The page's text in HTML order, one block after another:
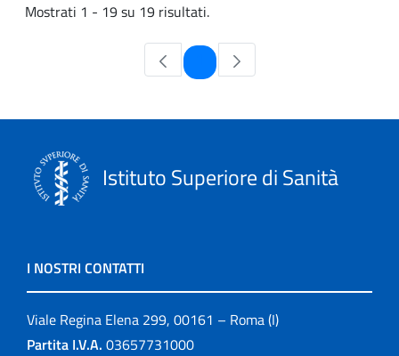
Mostrati 1 - 19 su 19 risultati.
Pagina
Istituto Superiore di Sanità
I NOSTRI CONTATTI
Viale Regina Elena 299, 00161 – Roma (I)
Partita I.V.A. 03657731000